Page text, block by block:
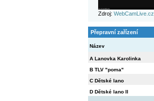
Zdroj: WebCamLive.cz
Přepravní zařízení
Název
A Lanovka Karolinka
B TLV "poma"
C Dětské lano
D Dětské lano II